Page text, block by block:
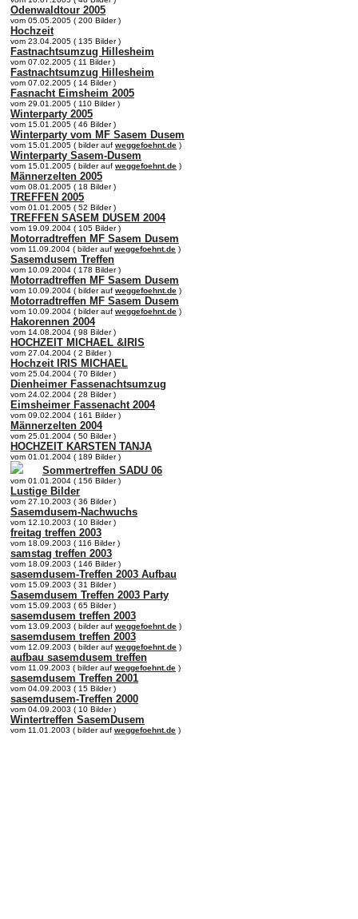
Odenwaldtour 2005
vom 05.05.2005 ( 200 Bilder )
Hochzeit
vom 23.04.2005 ( 135 Bilder )
Fastnachtsumzug Hillesheim
vom 07.02.2005 ( 11 Bilder )
Fastnachtsumzug Hillesheim
vom 07.02.2005 ( 14 Bilder )
Fasnacht Eimsheim 2005
vom 29.01.2005 ( 110 Bilder )
Winterparty 2005
vom 15.01.2005 ( 46 Bilder )
Winterparty vom MF Sasem Dusem
vom 15.01.2005 ( bilder auf weggefoehnt.de )
Winterparty Sasem-Dusem
vom 15.01.2005 ( bilder auf weggefoehnt.de )
Männerzelten 2005
vom 08.01.2005 ( 18 Bilder )
TREFFEN 2005
vom 01.01.2005 ( 52 Bilder )
TREFFEN SASEM DUSEM 2004
vom 19.09.2004 ( 105 Bilder )
Motorradtreffen MF Sasem Dusem
vom 11.09.2004 ( bilder auf weggefoehnt.de )
Sasemdusem Treffen
vom 10.09.2004 ( 178 Bilder )
Motorradtreffen MF Sasem Dusem
vom 10.09.2004 ( bilder auf weggefoehnt.de )
Motorradtreffen MF Sasem Dusem
vom 10.09.2004 ( bilder auf weggefoehnt.de )
Hakorennen 2004
vom 14.08.2004 ( 98 Bilder )
HOCHZEIT MICHAEL &IRIS
vom 27.04.2004 ( 2 Bilder )
Hochzeit IRIS MICHAEL
vom 25.04.2004 ( 70 Bilder )
Dienheimer Fassenachtsumzug
vom 24.02.2004 ( 28 Bilder )
Eimsheimer Fassenacht 2004
vom 09.02.2004 ( 161 Bilder )
Männerzelten 2004
vom 25.01.2004 ( 50 Bilder )
HOCHZEIT KARSTEN TANJA
vom 01.01.2004 ( 189 Bilder )
Sommertreffen SADU 06
vom 01.01.2004 ( 156 Bilder )
Lustige Bilder
vom 27.10.2003 ( 36 Bilder )
Sasemdusem-Nachwuchs
vom 12.10.2003 ( 10 Bilder )
freitag treffen 2003
vom 18.09.2003 ( 116 Bilder )
samstag treffen 2003
vom 18.09.2003 ( 146 Bilder )
sasemdusem-Treffen 2003 Aufbau
vom 15.09.2003 ( 31 Bilder )
Sasemdusem Treffen 2003 Party
vom 15.09.2003 ( 65 Bilder )
sasemdusem treffen 2003
vom 13.09.2003 ( bilder auf weggefoehnt.de )
sasemdusem treffen 2003
vom 12.09.2003 ( bilder auf weggefoehnt.de )
aufbau sasemdusem treffen
vom 11.09.2003 ( bilder auf weggefoehnt.de )
sasemdusem Treffen 2001
vom 04.09.2003 ( 15 Bilder )
sasemdusem-Treffen 2000
vom 04.09.2003 ( 10 Bilder )
Wintertreffen SasemDusem
vom 11.01.2003 ( bilder auf weggefoehnt.de )